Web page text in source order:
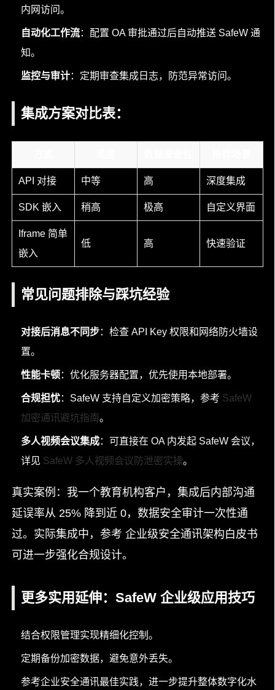
内网访问。
自动化工作流：配置 OA 审批通过后自动推送 SafeW 通
知。
监控与审计：定期审查集成日志，防范异常访问。
集成方案对比表：
API 对接 中等 高 深度集成
SDK 嵌入 稍高 极高 自定义界面
Iframe 简单
嵌入
低 高 快速验证
常见问题排除与踩坑经验
对接后消息不同步：检查 API Key 权限和网络防火墙设
置。
性能卡顿：优化服务器配置，优先使用本地部署。
合规担忧：SafeW 支持自定义加密策略，参考 SafeW
加密通讯避坑指南。
多人视频会议集成：可直接在 OA 内发起 SafeW 会议，
详见 SafeW 多人视频会议防泄密实操。
真实案例：我一个教育机构客户，集成后内部沟通
延误率从 25% 降到近 0，数据安全审计一次性通
过。实际集成中，参考 企业级安全通讯架构白皮书
可进一步强化合规设计。
更多实用延伸：SafeW 企业级应用技巧
结合权限管理实现精细化控制。
定期备份加密数据，避免意外丢失。
参考企业安全通讯最佳实践，进一步提升整体数字化水